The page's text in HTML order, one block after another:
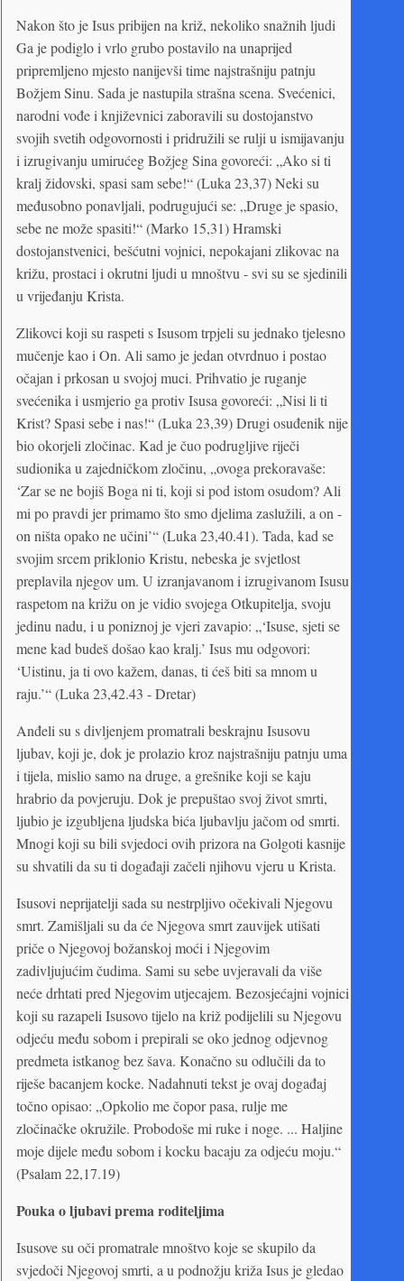
Nakon što je Isus pribijen na križ, nekoliko snažnih ljudi
Ga je podiglo i vrlo grubo postavilo na unaprijed
pripremljeno mjesto nanijevši time najstrašniju patnju
Božjem Sinu. Sada je nastupila strašna scena. Svećenici,
narodni vođe i književnici zaboravili su dostojanstvo
svojih svetih odgovornosti i pridružili se rulji u ismijavanju
i izrugivanju umirućeg Božjeg Sina govoreći: „Ako si ti
kralj židovski, spasi sam sebe!“ (Luka 23,37) Neki su
međusobno ponavljali, podrugujući se: „Druge je spasio,
sebe ne može spasiti!“ (Marko 15,31) Hramski
dostojanstvenici, bešćutni vojnici, nepokajani zlikovac na
križu, prostaci i okrutni ljudi u mnoštvu - svi su se sjedinili
u vrijeđanju Krista.
Zlikovci koji su raspeti s Isusom trpjeli su jednako tjelesno
mučenje kao i On. Ali samo je jedan otvrdnuo i postao
očajan i prkosan u svojoj muci. Prihvatio je ruganje
svećenika i usmjerio ga protiv Isusa govoreći: „Nisi li ti
Krist? Spasi sebe i nas!“ (Luka 23,39) Drugi osuđenik nije
bio okorjeli zločinac. Kad je čuo podrugljive riječi
sudionika u zajedničkom zločinu, „ovoga prekoravaše:
‘Zar se ne bojiš Boga ni ti, koji si pod istom osudom? Ali
mi po pravdi jer primamo što smo djelima zaslužili, a on -
on ništa opako ne učini’“ (Luka 23,40.41). Tada, kad se
svojim srcem priklonio Kristu, nebeska je svjetlost
preplavila njegov um. U izranjavanom i izrugivanom Isusu
raspetom na križu on je vidio svojega Otkupitelja, svoju
jedinu nadu, i u poniznoj je vjeri zavapio: „‘Isuse, sjeti se
mene kad budeš došao kao kralj.’ Isus mu odgovori:
‘Uistinu, ja ti ovo kažem, danas, ti ćeš biti sa mnom u
raju.’“ (Luka 23,42.43 - Dretar)
Anđeli su s divljenjem promatrali beskrajnu Isusovu
ljubav, koji je, dok je prolazio kroz najstrašniju patnju uma
i tijela, mislio samo na druge, a grešnike koji se kaju
hrabrio da povjeruju. Dok je prepuštao svoj život smrti,
ljubio je izgubljena ljudska bića ljubavlju jačom od smrti.
Mnogi koji su bili svjedoci ovih prizora na Golgoti kasnije
su shvatili da su ti događaji začeli njihovu vjeru u Krista.
Isusovi neprijatelji sada su nestrpljivo očekivali Njegovu
smrt. Zamišljali su da će Njegova smrt zauvijek utišati
priče o Njegovoj božanskoj moći i Njegovim
zadivljujućim čudima. Sami su sebe uvjeravali da više
neće drhtati pred Njegovim utjecajem. Bezosjećajni vojnici
koji su razapeli Isusovo tijelo na križ podijelili su Njegovu
odjeću među sobom i prepirali se oko jednog odjevnog
predmeta istkanog bez šava. Konačno su odlučili da to
riješe bacanjem kocke. Nadahnuti tekst je ovaj događaj
točno opisao: „Opkolio me čopor pasa, rulje me
zločinačke okružile. Probodoše mi ruke i noge. ... Haljine
moje dijele među sobom i kocku bacaju za odjeću moju.“
(Psalam 22,17.19)
Pouka o ljubavi prema roditeljima
Isusove su oči promatrale mnoštvo koje se skupilo da
svjedoči Njegovoj smrti, a u podnožju križa Isus je gledao